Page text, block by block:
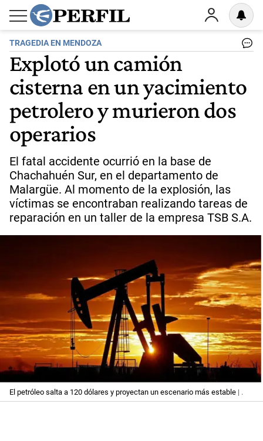
TRAGEDIA EN MENDOZA
Explotó un camión
cisterna en un yacimiento
petrolero y murieron dos
operarios
El fatal accidente ocurrió en la base de
Chachahuén Sur, en el departamento de
Malargüe. Al momento de la explosión, las
víctimas se encontraban realizando tareas de
reparación en un taller de la empresa TSB S.A.
El petróleo salta a 120 dólares y proyectan un escenario más estable | .